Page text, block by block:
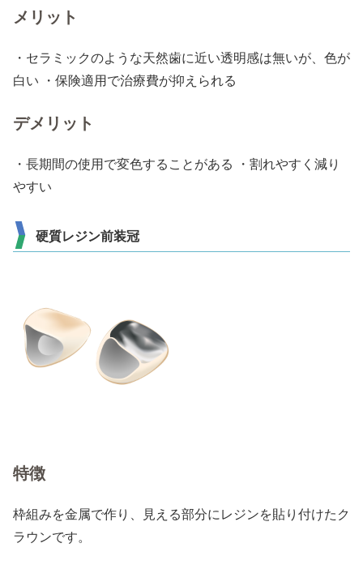
メリット
・セラミックのような天然歯に近い透明感は無いが、色が
白い ・保険適用で治療費が抑えられる
デメリット
・長期間の使用で変色することがある ・割れやすく減り
やすい
硬質レジン前装冠
特徴
枠組みを金属で作り、見える部分にレジンを貼り付けたク
ラウンです。